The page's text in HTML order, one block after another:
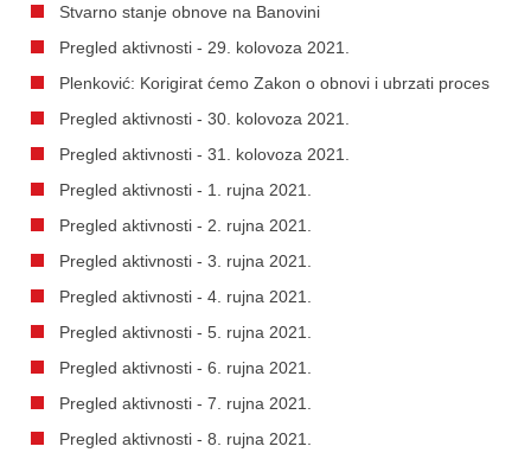
Stvarno stanje obnove na Banovini
Pregled aktivnosti - 29. kolovoza 2021.
Plenković: Korigirat ćemo Zakon o obnovi i ubrzati proces
Pregled aktivnosti - 30. kolovoza 2021.
Pregled aktivnosti - 31. kolovoza 2021.
Pregled aktivnosti - 1. rujna 2021.
Pregled aktivnosti - 2. rujna 2021.
Pregled aktivnosti - 3. rujna 2021.
Pregled aktivnosti - 4. rujna 2021.
Pregled aktivnosti - 5. rujna 2021.
Pregled aktivnosti - 6. rujna 2021.
Pregled aktivnosti - 7. rujna 2021.
Pregled aktivnosti - 8. rujna 2021.